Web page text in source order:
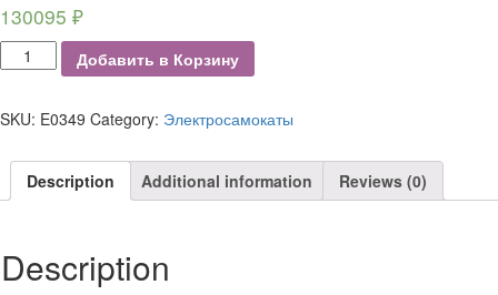
130095 ₽
Электроскутер
CityCoco
Siberia
2WD
4000W
Красный
Добавить в Корзину
SKU: E0349 Category: Электросамокаты
Description Additional information Reviews (0)
Description